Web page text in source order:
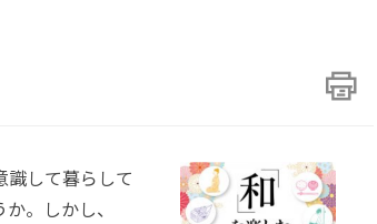
して暮らして
。しかし、